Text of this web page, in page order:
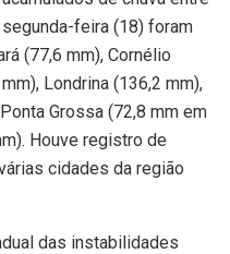
feira (18) foram
(77,6 mm), Cornélio
Londrina (136,2 mm),
Grossa (72,8 mm em
Houve registro de
cidades da região
das instabilidades